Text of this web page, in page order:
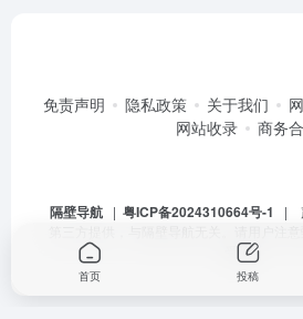
免责声明 隐私政策 关于我们
网站收录
商务
隔壁导航| 粤ICP备2024310664号-1
|
受骗。
首页 投稿